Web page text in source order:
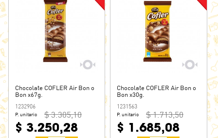
Chocolate COFLER Air Bon o
Bon x67g.
1232906
P. unitario $ 3.305,10
$ 3.250,28
Chocolate COFLER Air Bon o
Bon x30g.
1231563
P. unitario $ 1.713,50
$ 1.685,08